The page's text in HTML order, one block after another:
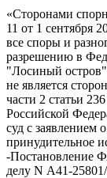
«Сторонами
11 от 1 сентября
все споры и
разрешению в
"Лосиный
не является
части 2 статьи
Российской
суд с заявлением
принудительное
-Постановление
делу N А41-